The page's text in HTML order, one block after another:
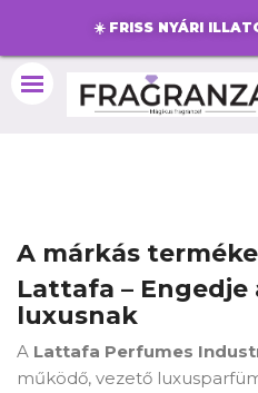
☀️ FRISS NYÁRI
A márkás
Lattafa –
luxusnak
A Lattafa Perfumes
működő, vezető